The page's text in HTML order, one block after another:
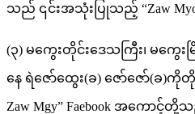
သည် ၎င်းအသုံးပြုသည့် “Zaw Myo
(၃) မကွေးတိုင်းဒေသကြီး၊ မကွေ
နေ ရဲဇော်ထွေး(ခ) ဇော်ဇော်(ခ)
Zaw Mgy” Faebook အကော